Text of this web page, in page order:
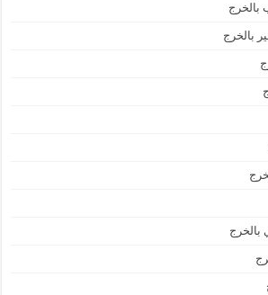
بالخرج